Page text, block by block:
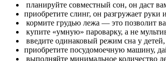
планируйте совместный сон, он даст
приобретите слинг, он разгружает руки
кормите грудью лежа — это позволит
купите «умную» пароварку, а не
введите одинаковый режим сна у
приобретите посудомоечную машину,
выполняйте минимальное количество